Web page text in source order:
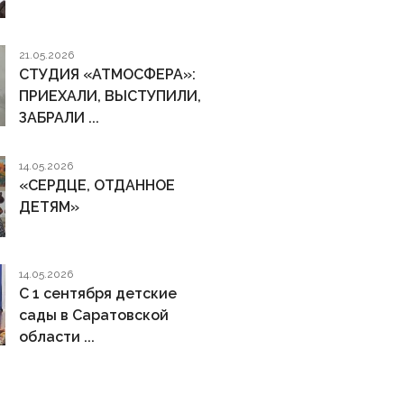
21.05.2026
СТУДИЯ «АТМОСФЕРА»:
ПРИЕХАЛИ, ВЫСТУПИЛИ,
ЗАБРАЛИ ...
14.05.2026
«СЕРДЦЕ, ОТДАННОЕ
ДЕТЯМ»
14.05.2026
С 1 сентября детские
сады в Саратовской
области ...